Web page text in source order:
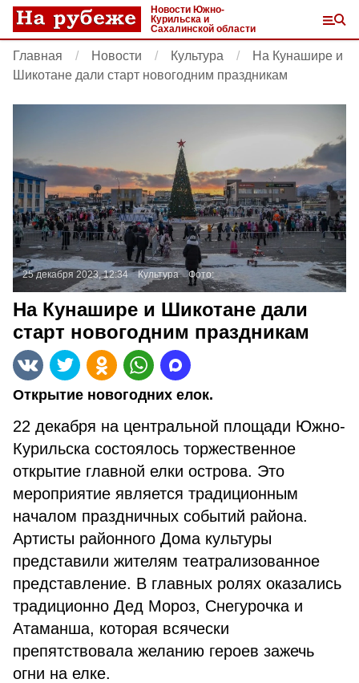
Новости Южно-
Курильска и
Сахалинской области
Главная Новости Культура
На Кунашире и
Шикотане дали старт новогодним праздникам
25 декабря 2023, 12:34 Культура Фото:
На Кунашире и Шикотане дали
старт новогодним праздникам
Открытие новогодних елок.
22 декабря на центральной площади Южно-
Курильска состоялось торжественное
открытие главной елки острова. Это
мероприятие является традиционным
началом праздничных событий района.
Артисты районного Дома культуры
представили жителям театрализованное
представление. В главных ролях оказались
традиционно Дед Мороз, Снегурочка и
Атаманша, которая всячески
препятствовала желанию героев зажечь
огни на елке.